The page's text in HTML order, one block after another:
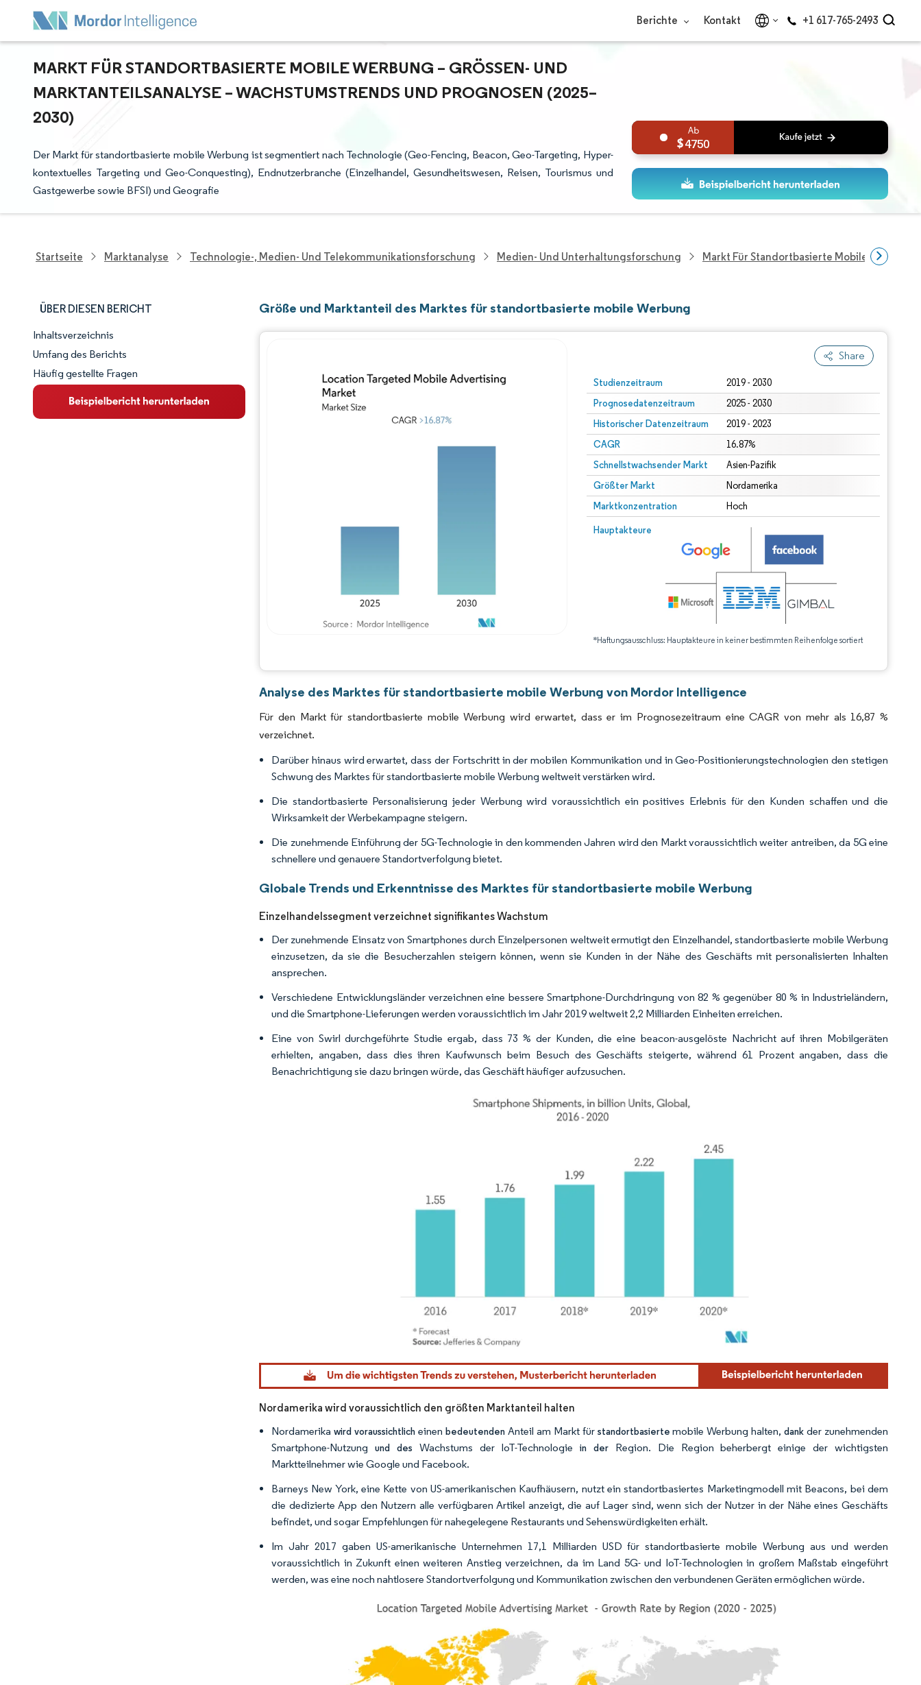
Berichte Kontakt +1 617-765-2493
MARKT FÜR STANDORTBASIERTE MOBILE WERBUNG – GRÖSSEN- UND M
ARKTANTEILSANALYSE – WACHSTUMSTRENDS UND PROGNOSEN (2025–2
030)
Der Markt für standortbasierte mobile Werbung ist segmentiert nach Technologie (Geo-Fencing, Beacon, Geo-Targeting, Hyper-
kontextuelles Targeting und Geo-Conquesting), Endnutzerbranche (Einzelhandel, Gesundheitswesen, Reisen, Tourismus und
Gastgewerbe sowie BFSI) und Geografie
4750
Startseite Marktanalyse Technologie-, Medien- Und Telekommunikationsforschung Medien- Und Unterhaltungsforschung Markt Für Standortbasierte Mobile Werbung
ÜBER DIESEN BERICHT
Marktschnappschuss
Marktübersicht
Wichtige Markttrends
Inhaltsverzeichnis
Umfang des Berichts
Häufig gestellte Fragen
Größe und Marktanteil des Marktes für standortbasierte mobile Werbung
Share
Studienzeitraum 2019 - 2030
Prognosedatenzeitraum 2025 - 2030
Historischer Datenzeitraum 2019 - 2023
CAGR 16.87%
Schnellstwachsender Markt Asien-Pazifik
Größter Markt Nordamerika
Marktkonzentration Hoch
Hauptakteure
*Haftungsausschluss: Hauptakteure in keiner bestimmten Reihenfolge sortiert
Bild © Mordor Intelligence. Wiederverwendung erfordert Namensnennung gemäß CC BY 4.0.
Analyse des Marktes für standortbasierte mobile Werbung von Mordor Intelligence
Für den Markt für standortbasierte mobile Werbung wird erwartet, dass er im Prognosezeitraum eine CAGR von mehr als 16,87 %
verzeichnet.
Darüber hinaus wird erwartet, dass der Fortschritt in der mobilen Kommunikation und in Geo-Positionierungstechnologien den stetigen
Schwung des Marktes für standortbasierte mobile Werbung weltweit verstärken wird.
Die standortbasierte Personalisierung jeder Werbung wird voraussichtlich ein positives Erlebnis für den Kunden schaffen und die
Wirksamkeit der Werbekampagne steigern.
Die zunehmende Einführung der 5G-Technologie in den kommenden Jahren wird den Markt voraussichtlich weiter antreiben, da 5G eine
schnellere und genauere Standortverfolgung bietet.
Globale Trends und Erkenntnisse des Marktes für standortbasierte mobile Werbung
Einzelhandelssegment verzeichnet signifikantes Wachstum
Der zunehmende Einsatz von Smartphones durch Einzelpersonen weltweit ermutigt den Einzelhandel, standortbasierte mobile Werbung
einzusetzen, da sie die Besucherzahlen steigern können, wenn sie Kunden in der Nähe des Geschäfts mit personalisierten Inhalten
ansprechen.
Verschiedene Entwicklungsländer verzeichnen eine bessere Smartphone-Durchdringung von 82 % gegenüber 80 % in Industrieländern,
und die Smartphone-Lieferungen werden voraussichtlich im Jahr 2019 weltweit 2,2 Milliarden Einheiten erreichen.
Eine von Swirl durchgeführte Studie ergab, dass 73 % der Kunden, die eine beacon-ausgelöste Nachricht auf ihren Mobilgeräten
erhielten, angaben, dass dies ihren Kaufwunsch beim Besuch des Geschäfts steigerte, während 61 Prozent angaben, dass die
Benachrichtigung sie dazu bringen würde, das Geschäft häufiger aufzusuchen.
Bild © Mordor Intelligence. Wiederverwendung erfordert Namensnennung gemäß CC BY 4.0.
Nordamerika wird voraussichtlich den größten Marktanteil halten
Nordamerikawird voraussichtlich einen bedeutenden Anteil am Markt für standortbasierte mobile Werbung halten,dankder zunehmenden
Smartphone-Nutzung und des Wachstums der IoT-Technologiein der Region. Die Region beherbergt einige der wichtigsten
Marktteilnehmer wie Google und Facebook.
Barneys New York, eine Kette von US-amerikanischen Kaufhäusern, nutzt ein standortbasiertes Marketingmodell mit Beacons, bei dem
die dedizierte App den Nutzern alle verfügbaren Artikel anzeigt, die auf Lager sind, wenn sich der Nutzer in der Nähe eines Geschäfts
befindet, und sogar Empfehlungen für nahegelegene Restaurants und Sehenswürdigkeiten erhält.
Im Jahr 2017 gaben US-amerikanische Unternehmen 17,1 Milliarden USD für standortbasierte mobile Werbung aus und werden
voraussichtlich in Zukunft einen weiteren Anstieg verzeichnen, da im Land 5G- und IoT-Technologien in großem Maßstab eingeführt
werden, was eine noch nahtlosere Standortverfolgung und Kommunikation zwischen den verbundenen Geräten ermöglichen würde.